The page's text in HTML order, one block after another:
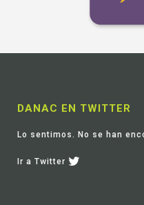
DANAC EN TWITTER
Lo sentimos. No se han
Ir a Twitter